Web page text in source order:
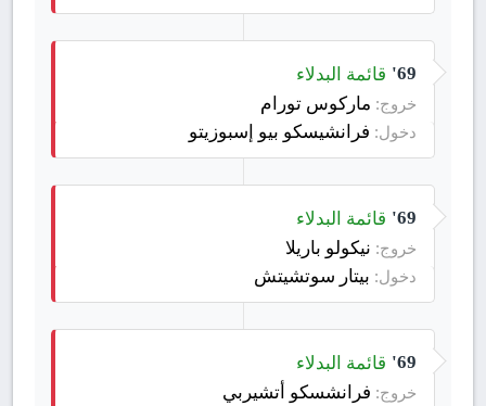
69' قائمة البدلاء
خروج: ماركوس تورام
دخول: فرانشيسكو بيو إسبوزيتو
69' قائمة البدلاء
خروج: نيكولو باريلا
دخول: بيتار سوتشيتش
69' قائمة البدلاء
خروج: فرانشسكو أتشيربي